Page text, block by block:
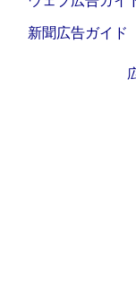
新聞広告ガイド